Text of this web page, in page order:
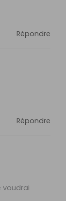
Répondre
Répondre
voudrai